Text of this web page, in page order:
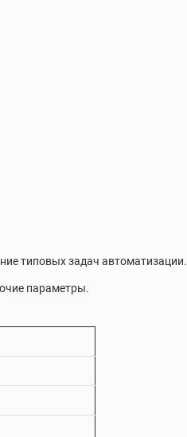
типовых задач автоматизации.
параметры.